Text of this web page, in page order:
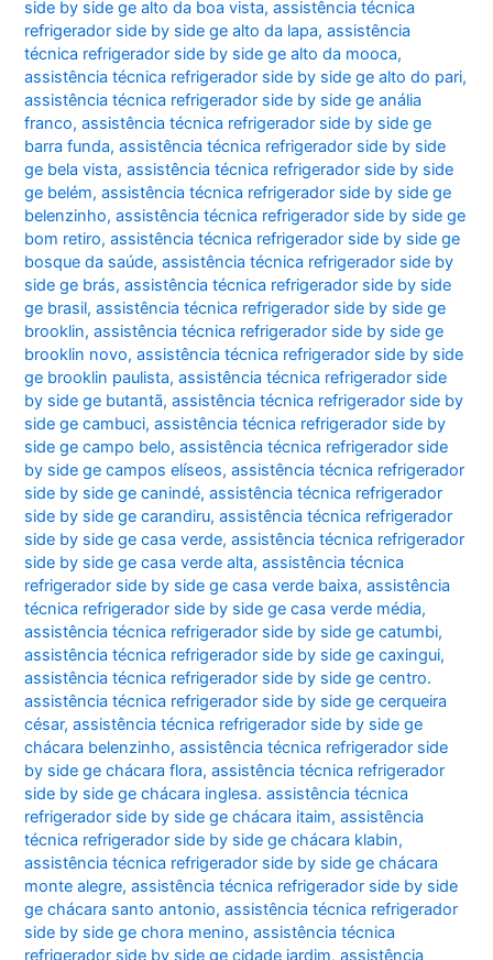
side by side ge alto da boa vista,assistência técnica
refrigerador side by side ge alto da lapa,assistência
técnica refrigerador side by side ge alto da mooca,
assistência técnica refrigerador side by side ge alto do pari,
assistência técnica refrigerador side by side ge anália
franco,assistência técnica refrigerador side by side ge
barra funda,assistência técnica refrigerador side by side
ge bela vista,assistência técnica refrigerador side by side
ge belém,assistência técnica refrigerador side by side ge
belenzinho,assistência técnica refrigerador side by side ge
bom retiro,assistência técnica refrigerador side by side ge
bosque da saúde,assistência técnica refrigerador side by
side ge brás,assistência técnica refrigerador side by side
ge brasil,assistência técnica refrigerador side by side ge
brooklin,assistência técnica refrigerador side by side ge
brooklin novo,assistência técnica refrigerador side by side
ge brooklin paulista,assistência técnica refrigerador side
by side ge butantã,assistência técnica refrigerador side by
side ge cambuci,assistência técnica refrigerador side by
side ge campo belo,assistência técnica refrigerador side
by side ge campos elíseos,assistência técnica refrigerador
side by side ge canindé,assistência técnica refrigerador
side by side ge carandiru,assistência técnica refrigerador
side by side ge casa verde,assistência técnica refrigerador
side by side ge casa verde alta,assistência técnica
refrigerador side by side ge casa verde baixa,assistência
técnica refrigerador side by side ge casa verde média,
assistência técnica refrigerador side by side ge catumbi,
assistência técnica refrigerador side by side ge caxingui,
assistência técnica refrigerador side by side ge centro.
assistência técnica refrigerador side by side ge cerqueira
césar,assistência técnica refrigerador side by side ge
chácara belenzinho,assistência técnica refrigerador side
by side ge chácara flora,assistência técnica refrigerador
side by side ge chácara inglesa. assistência técnica
refrigerador side by side ge chácara itaim,assistência
técnica refrigerador side by side ge chácara klabin,
assistência técnica refrigerador side by side ge chácara
monte alegre,assistência técnica refrigerador side by side
ge chácara santo antonio,assistência técnica refrigerador
side by side ge chora menino,assistência técnica
refrigerador side by side ge cidade jardim,assistência